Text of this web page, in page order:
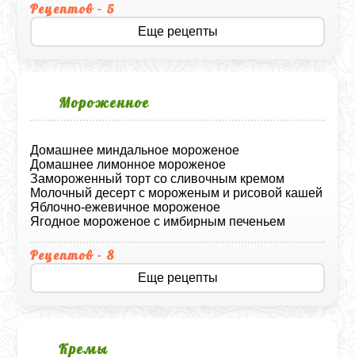
Рецептов - 5
Еще рецепты
Мороженное
Домашнее миндальное мороженое
Домашнее лимонное мороженое
Замороженный торт со сливочным кремом
Молочный десерт с мороженым и рисовой кашей
Яблочно-ежевичное мороженое
Ягодное мороженое с имбирным печеньем
Рецептов - 8
Еще рецепты
Кремы